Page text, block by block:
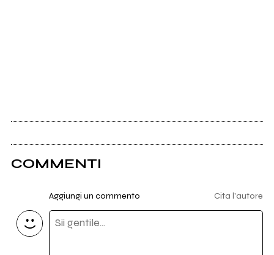
COMMENTI
Aggiungi un commento Cita l'autore